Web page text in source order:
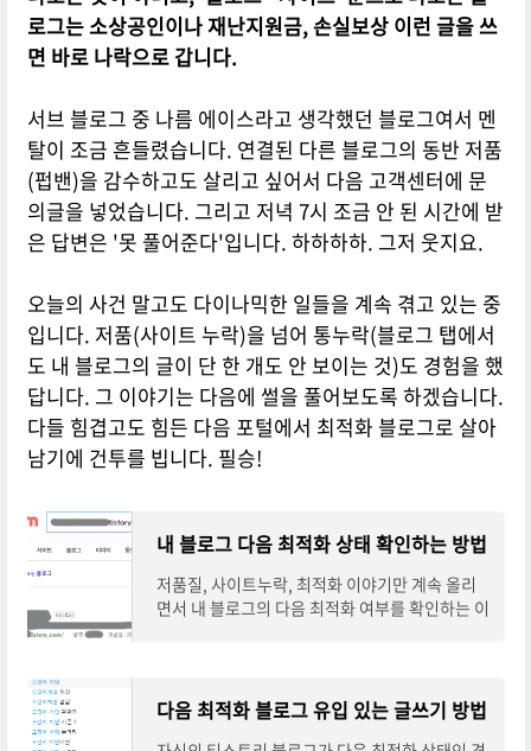
로그는 소상공인이나 재난지원금, 손실보상 이런 글을 쓰
면 바로 나락으로 갑니다.
서브 블로그 중 나름 에이스라고 생각했던 블로그여서 멘
탈이 조금 흔들렸습니다. 연결된 다른 블로그의 동반 저품
(펍밴)을 감수하고도 살리고 싶어서 다음 고객센터에 문
의글을 넣었습니다. 그리고 저녁 7시 조금 안 된 시간에 받
은 답변은 '못 풀어준다'입니다. 하하하하. 그저 웃지요.
오늘의 사건 말고도 다이나믹한 일들을 계속 겪고 있는 중
입니다. 저품(사이트 누락)을 넘어 통누락(블로그 탭에서
도 내 블로그의 글이 단 한 개도 안 보이는 것)도 경험을 했
답니다. 그 이야기는 다음에 썰을 풀어보도록 하겠습니다.
다들 힘겹고도 힘든 다음 포털에서 최적화 블로그로 살아
남기에 건투를 빕니다. 필승!
내 블로그 다음 최적화 상태 확인하는 방법
저품질, 사이트누락, 최적화 이야기만 계속 올리
면서 내 블로그의 다음 최적화 여부를 확인하는 이
다음 최적화 블로그 유입 있는 글쓰기 방법